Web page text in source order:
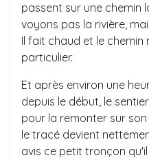
passent sur une chemin
voyons pas la rivière,
Il fait chaud et le
particulier.
Et après environ une
depuis le début, le
pour la remonter sur
le tracé devient
avis ce petit tronçon